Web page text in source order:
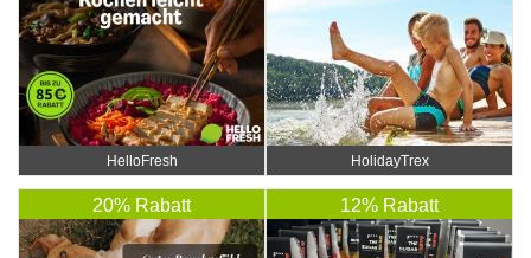
HelloFresh HolidayTrex
20% Rabatt 12% Rabatt